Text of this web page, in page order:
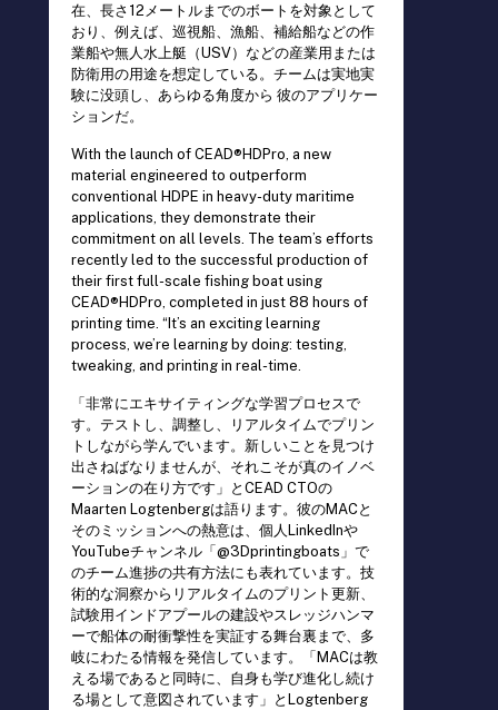
在、長さ12メートルまでのボートを対象として
おり、例えば、巡視船、漁船、補給船などの作
業船や無人水上艇（USV）などの産業用または
防衛用の用途を想定している。チームは実地実
験に没頭し、あらゆる角度から 彼のアプリケー
ションだ。
With the launch of CEAD®HDPro, a new
material engineered to outperform
conventional HDPE in heavy-duty maritime
applications, they demonstrate their
commitment on all levels. The team’s efforts
recently led to the successful production of
their first full-scale fishing boat using
CEAD®HDPro, completed in just 88 hours of
printing time. “It’s an exciting learning
process, we’re learning by doing: testing,
tweaking, and printing in real-time.
「非常にエキサイティングな学習プロセスで
す。テストし、調整し、リアルタイムでプリン
トしながら学んでいます。新しいことを見つけ
出さねばなりませんが、それこそが真のイノベ
ーションの在り方です」とCEAD CTOの
Maarten Logtenbergは語ります。彼のMACと
そのミッションへの熱意は、個人LinkedInや
YouTubeチャンネル「@3Dprintingboats」で
のチーム進捗の共有方法にも表れています。技
術的な洞察からリアルタイムのプリント更新、
試験用インドアプールの建設やスレッジハンマ
ーで船体の耐衝撃性を実証する舞台裏まで、多
岐にわたる情報を発信しています。「MACは教
える場であると同時に、自身も学び進化し続け
る場として意図されています」とLogtenberg